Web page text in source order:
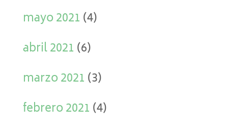
mayo 2021 (4)
abril 2021 (6)
marzo 2021 (3)
febrero 2021 (4)